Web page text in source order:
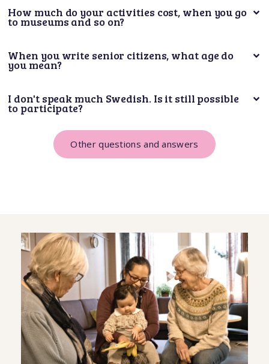
to museums and so on?
you mean?
to participate?
Other questions and answers